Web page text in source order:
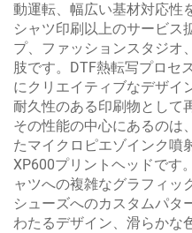
動運転、幅広い基材対応性
シャツ印刷以上のサービス
プ、ファッションスタジオ
肢です。DTF熱転写プロセ
にクリエイティブなデザイ
耐久性のある印刷物として
その性能の中心にあるのは
たマイクロピエゾインク噴
XP600プリントヘッドです
ャツへの複雑なグラフィッ
シューズへのカスタムパタ
わたるデザイン、滑らかな